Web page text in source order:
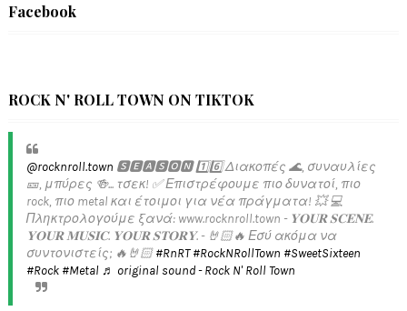
Facebook
ROCK N' ROLL TOWN ON TIKTOK
@rocknroll.town 🆂🅴🅰🆂🅾🅽 1️⃣6️⃣ Διακοπές 🌊, συναυλίες
🎫, μπύρες 🍻... τσεκ! ✅️ Επιστρέφουμε πιο δυνατοί, πιο
rock, πιο metal και έτοιμοι για νέα πράγματα! 💥 💻
Πληκτρολογούμε ξανά: www.rocknroll.town - 𝐘𝐎𝐔𝐑 𝐒𝐂𝐄𝐍𝐄.
𝐘𝐎𝐔𝐑 𝐌𝐔𝐒𝐈𝐂. 𝐘𝐎𝐔𝐑 𝐒𝐓𝐎𝐑𝐘. - 🤘🏻🔥 Εσύ ακόμα να
συντονιστείς; 🔥🤘🏻#RnRT #RockNRollTown #SweetSixteen
#Rock #Metal ♬ original sound - Rock N' Roll Town